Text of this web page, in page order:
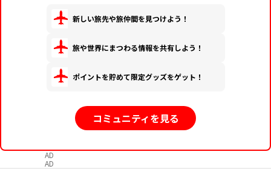
新しい旅先や旅仲間を見つけよう！
旅や世界にまつわる情報を共有しよう！
ポイントを貯めて限定グッズをゲット！
コミュニティを見る
AD
AD